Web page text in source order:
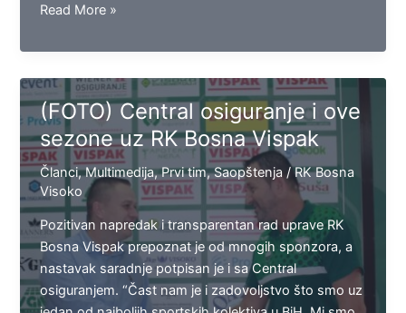
Saopštenje
javnost:
Stav
RK
Bosna
Vispak
Visoko
o
nastavku
šampionata
Read More »
(FOTO) Central osiguranje i ove
sezone uz RK Bosna Vispak
Članci,Multimedija,Prvi tim,Saopštenja /RK Bosna
Visoko
Pozitivan napredak i transparentan rad uprave RK
Bosna Vispak prepoznat je od mnogih sponzora, a
nastavak saradnje potpisan je i sa Central
osiguranjem. “Čast nam je i zadovoljstvo što smo uz